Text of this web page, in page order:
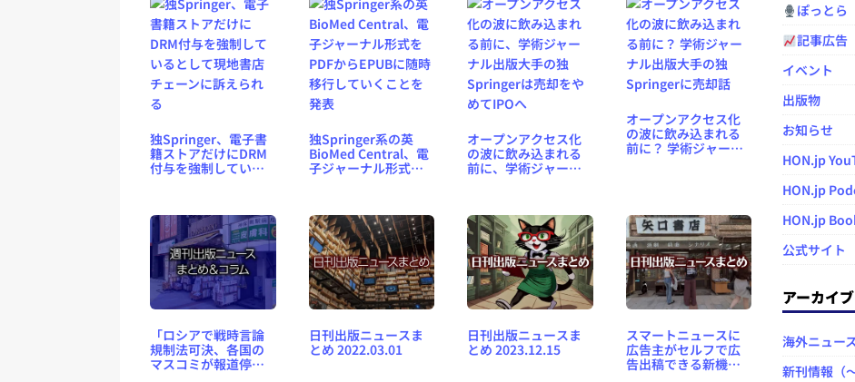
独Springer、電子書
籍ストアだけにDRM
付与を強制している
独Springer系の英
BioMed Central、電
子ジャーナル形式を
発表
オープンアクセス化
の波に飲み込まれる
前に、学術ジャーナ
めてIPOへ
オープンアクセス化
の波に飲み込まれる
前に？ 学術ジャーナ
「ロシアで戦時言論
規制法可決、各国の
マスコミが報道停止
日刊出版ニュースま
とめ 2022.03.01
日刊出版ニュースま
とめ 2023.12.15
スマートニュースに
広告主がセルフで広
告出稿できる新機能
ぽっとら
記事広告
イベント
出版物
お知らせ
HON.jp
HON.jp
HON.jp
公式サイト
アーカイブ
海外ニュー
新刊情報（